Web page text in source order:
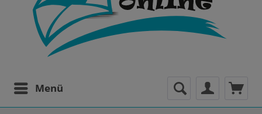
Menü